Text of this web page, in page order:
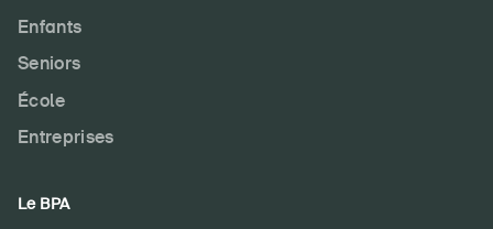
Enfants
Seniors
École
Entreprises
Le BPA